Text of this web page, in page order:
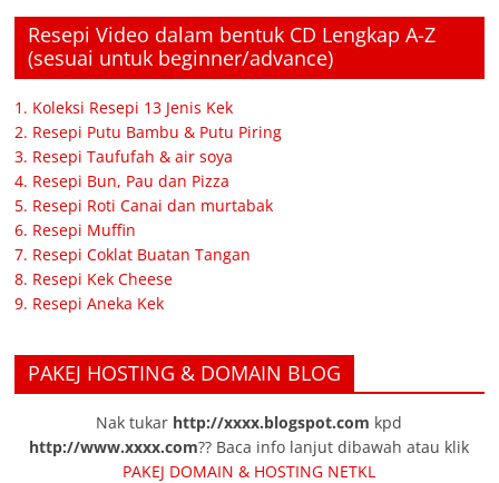
Resepi Video dalam bentuk CD Lengkap A-Z
(sesuai untuk beginner/advance)
1. Koleksi Resepi 13 Jenis Kek
2. Resepi Putu Bambu & Putu Piring
3. Resepi Taufufah & air soya
4. Resepi Bun, Pau dan Pizza
5. Resepi Roti Canai dan murtabak
6. Resepi Muffin
7. Resepi Coklat Buatan Tangan
8. Resepi Kek Cheese
9. Resepi Aneka Kek
PAKEJ HOSTING & DOMAIN BLOG
Nak tukar http://xxxx.blogspot.com kpd
http://www.xxxx.com?? Baca info lanjut dibawah atau klik
PAKEJ DOMAIN & HOSTING NETKL